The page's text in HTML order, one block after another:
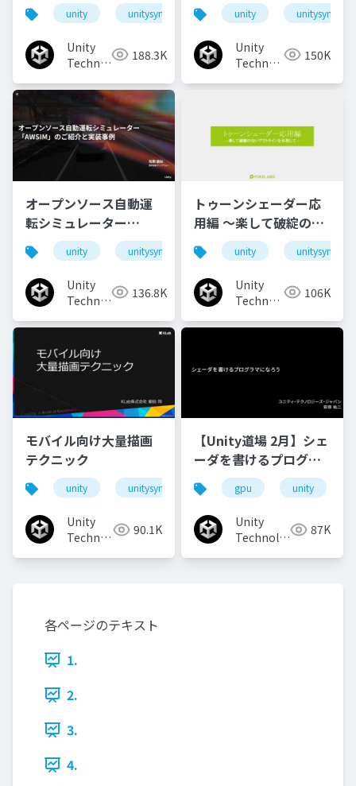
unity unitysync
Unity
Technologies188.3K
チなUI演出
unity unitysync
Unity
Technologies150K
オープンソース自動運
転シミュレーター
「AWSIM」のご紹介と
実装事例
unity unitysync
Unity
Technologies136.8K
トゥーンシェーダー応
用編 ～楽して破綻のな
いアウトラインを目指
して～
unity unitysync
Unity
Technologies106K
モバイル向け大量描画
テクニック
unity unitysync
Unity
Technologies90.1K
【Unity道場 2月】シェ
ーダを書けるプログラ
マになろう
gpu unity
Unity
Technologies 87K
各ページのテキスト
1.
2.
3.
4.